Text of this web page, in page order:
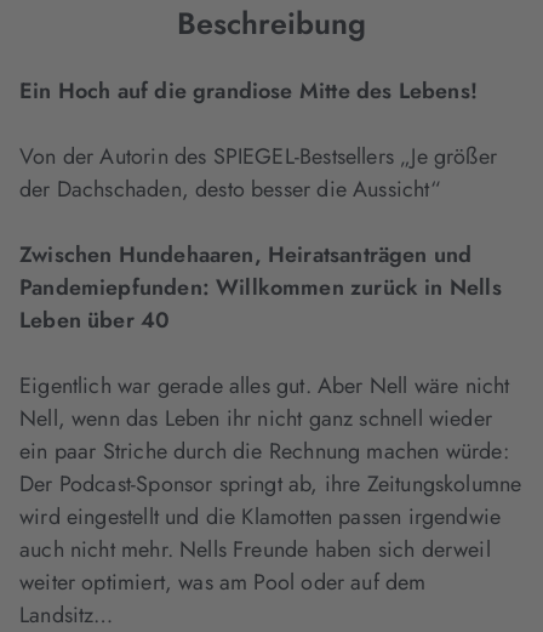
Beschreibung
Ein Hoch auf die grandiose Mitte des Lebens!
Von der Autorin des SPIEGEL-Bestsellers „Je größer
der Dachschaden, desto besser die Aussicht“
Zwischen Hundehaaren, Heiratsanträgen und
Pandemiepfunden: Willkommen zurück in Nells
Leben über 40
Eigentlich war gerade alles gut. Aber Nell wäre nicht
Nell, wenn das Leben ihr nicht ganz schnell wieder
ein paar Striche durch die Rechnung machen würde:
Der Podcast-Sponsor springt ab, ihre Zeitungskolumne
wird eingestellt und die Klamotten passen irgendwie
auch nicht mehr. Nells Freunde haben sich derweil
weiter optimiert, was am Pool oder auf dem
Landsitz…